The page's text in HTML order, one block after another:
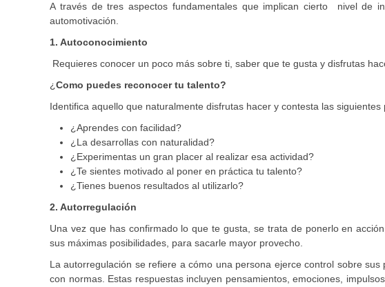
A través de tres aspectos fundamentales que implican cierto nivel de
automotivación.
1. Autoconocimiento
Requieres conocer un poco más sobre ti, saber que te gusta y disfrutas
¿Como puedes reconocer tu talento?
Identifica aquello que naturalmente disfrutas hacer y contesta las
¿Aprendes con facilidad?
¿La desarrollas con naturalidad?
¿Experimentas un gran placer al realizar esa actividad?
¿Te sientes motivado al poner en práctica tu talento?
¿Tienes buenos resultados al utilizarlo?
2. Autorregulación
Una vez que has confirmado lo que te gusta, se trata de ponerlo en
sus máximas posibilidades, para sacarle mayor provecho.
La autorregulación se refiere a cómo una persona ejerce control sobre
con normas. Estas respuestas incluyen pensamientos, emociones,